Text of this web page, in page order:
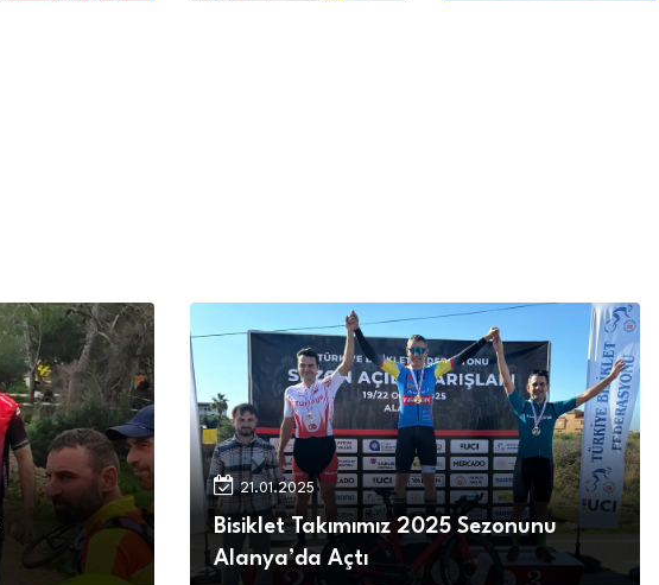
21.01.2025
Bisiklet Takımımız 2025 Sezonunu
Alanya’da Açtı